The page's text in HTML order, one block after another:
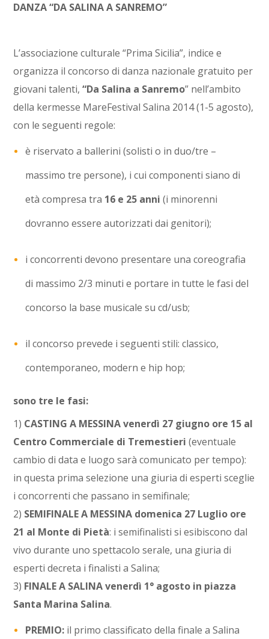
DANZA “DA SALINA A SANREMO”
L’associazione culturale “Prima Sicilia”, indice e
organizza il concorso di danza nazionale gratuito per
giovani talenti,“Da Salina a Sanremo” nell’ambito
della kermesse MareFestival Salina 2014 (1-5 agosto),
con le seguenti regole:
è riservato a ballerini (solisti o in duo/tre –
massimo tre persone), i cui componenti siano di
età compresa tra 16 e 25 anni (i minorenni
dovranno essere autorizzati dai genitori);
i concorrenti devono presentare una coreografia
di massimo 2/3 minuti e portare in tutte le fasi del
concorso la base musicale su cd/usb;
il concorso prevede i seguenti stili: classico,
contemporaneo, modern e hip hop;
sono tre le fasi:
1) CASTING A MESSINA venerdì 27 giugno ore 15 al
Centro Commerciale di Tremestieri(eventuale
cambio di data e luogo sarà comunicato per tempo):
in questa prima selezione una giuria di esperti sceglie
i concorrenti che passano in semifinale;
2) SEMIFINALE A MESSINA domenica 27 Luglio ore
21 al Monte di Pietà: i semifinalisti si esibiscono dal
vivo durante uno spettacolo serale, una giuria di
esperti decreta i finalisti a Salina;
3) FINALE A SALINA venerdì 1° agosto in piazza
Santa Marina Salina.
PREMIO: il primo classificato della finale a Salina